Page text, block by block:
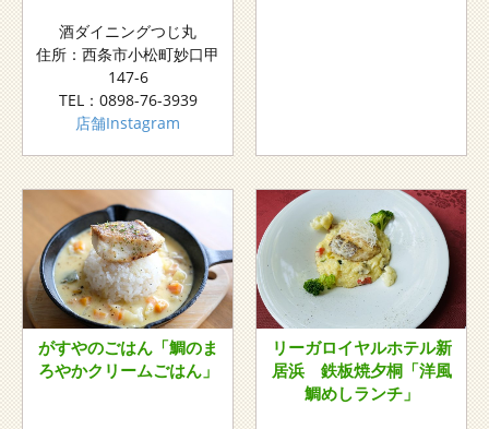
酒ダイニングつじ丸
住所：西条市小松町妙口甲
147-6
TEL：0898-76-3939
店舗Instagram
がすやのごはん「鯛のま
ろやかクリームごはん」
リーガロイヤルホテル新
居浜 鉄板焼夕桐「洋風
鯛めしランチ」